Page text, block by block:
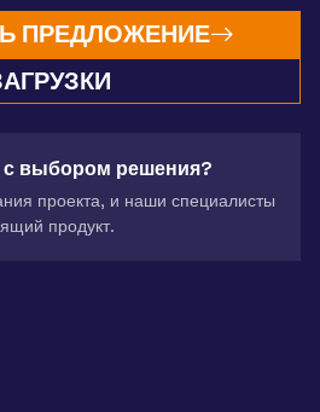
ПРЕДЛОЖЕНИЕ
выбором решения?
проекта, и наши специалисты
продукт.